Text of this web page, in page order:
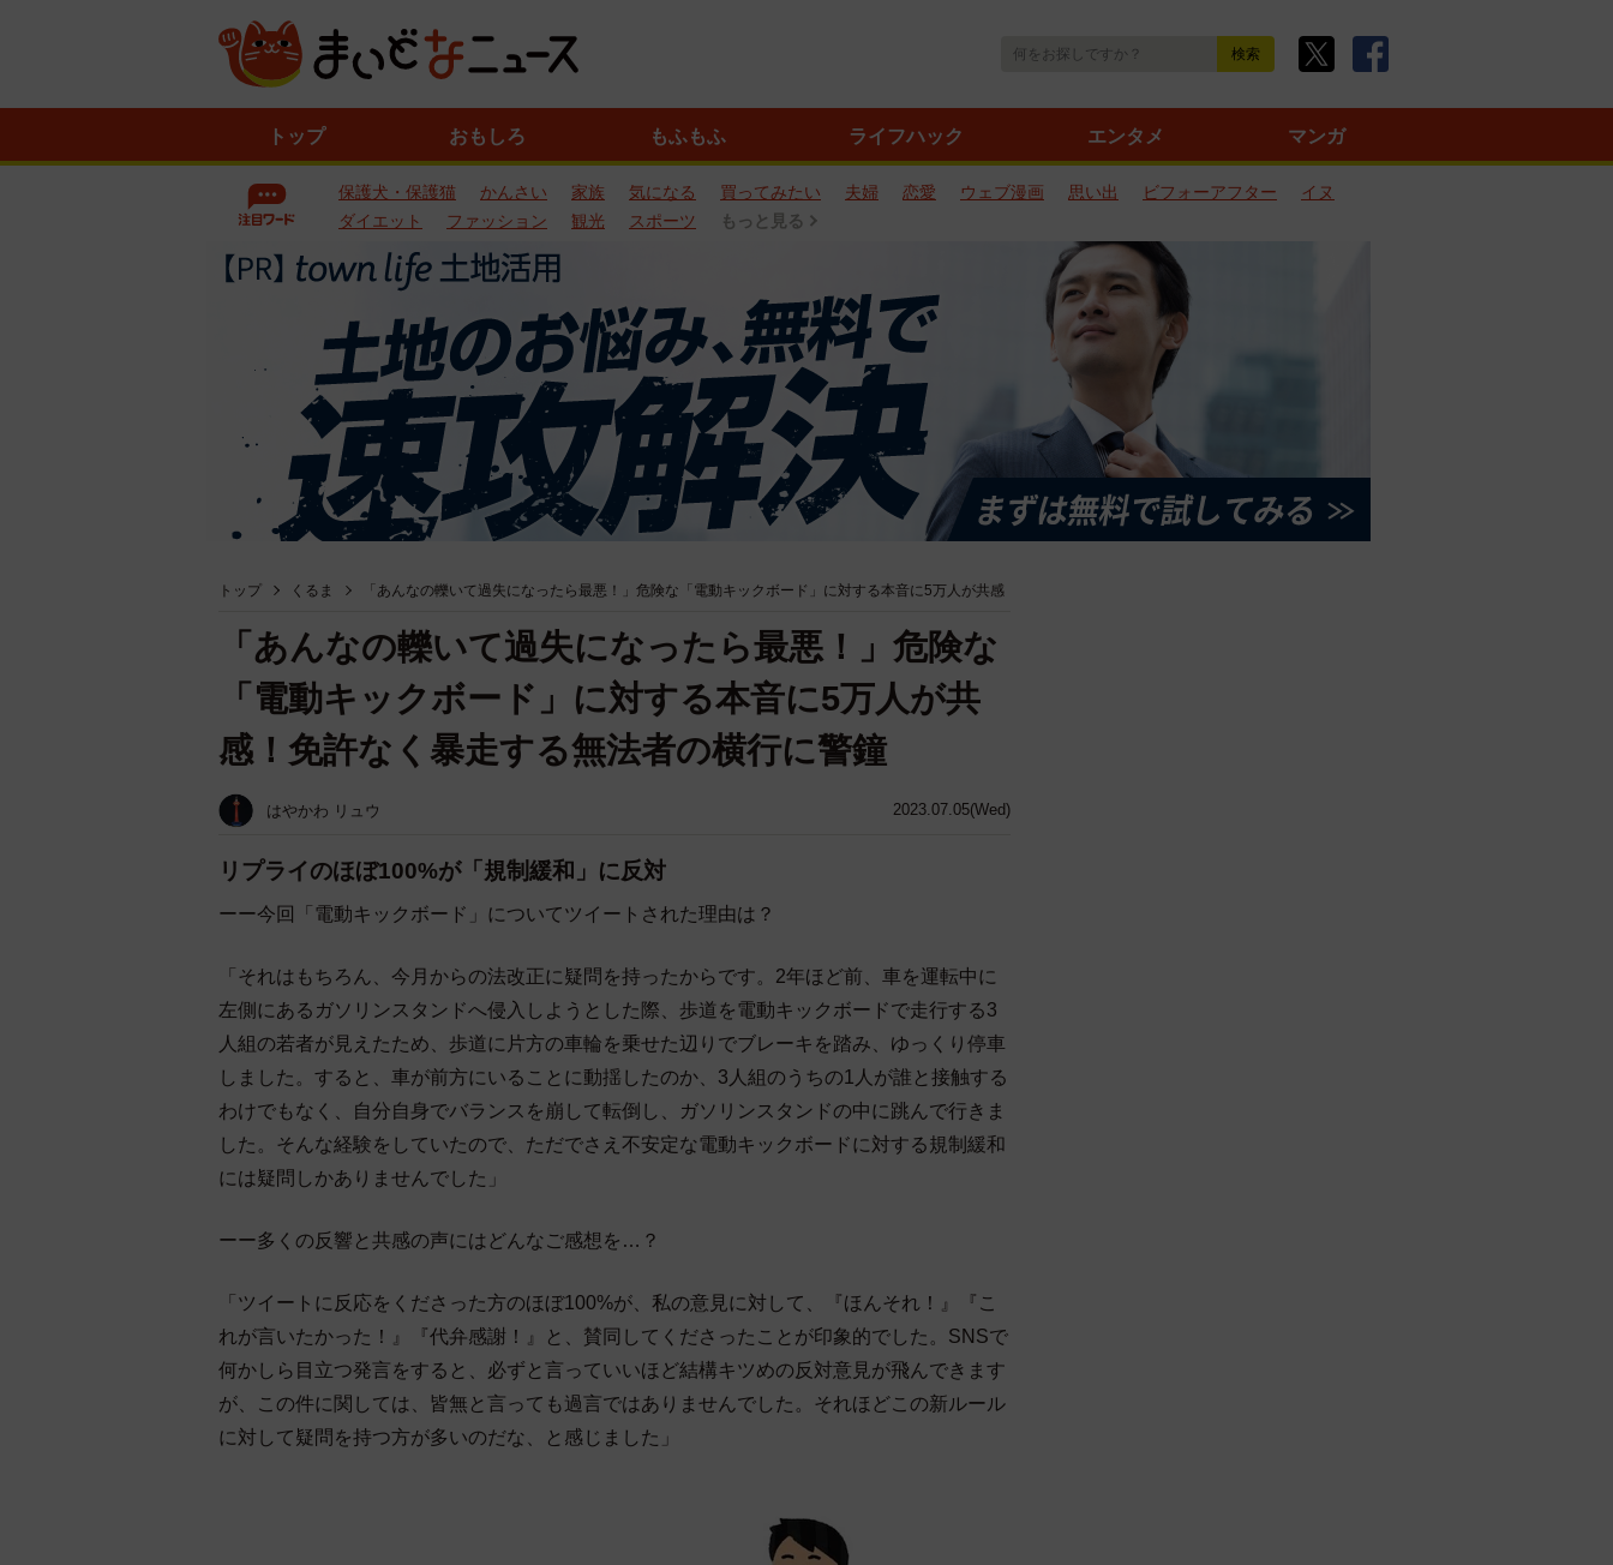
トップ おもしろ もふもふ ライフハック エンタメ マンガ
保護犬・保護猫 かんさい 家族 気になる 買ってみたい 夫婦 恋愛 ウェブ漫画 思い出 ビフォーアフター
イヌ
ダイエット
ファッション 観光 スポーツ もっと見る
トップ くるま 「あんなの轢いて過失になったら最悪！」危険な「電動キックボード」に対する本音に5万人が共感
2023.07.05(Wed)
「あんなの轢いて過失になったら最悪！」危険な
「電動キックボード」に対する本音に5万人が共
感！免許なく暴走する無法者の横行に警鐘
はやかわ リュウ
リプライのほぼ100%が「規制緩和」に反対
ーー今回「電動キックボード」についてツイートされた理由は？
「それはもちろん、今月からの法改正に疑問を持ったからです。2年ほど前、車を運転中に
左側にあるガソリンスタンドへ侵入しようとした際、歩道を電動キックボードで走行する3
人組の若者が見えたため、歩道に片方の車輪を乗せた辺りでブレーキを踏み、ゆっくり停車
しました。すると、車が前方にいることに動揺したのか、3人組のうちの1人が誰と接触する
わけでもなく、自分自身でバランスを崩して転倒し、ガソリンスタンドの中に跳んで行きま
した。そんな経験をしていたので、ただでさえ不安定な電動キックボードに対する規制緩和
には疑問しかありませんでした」
ーー多くの反響と共感の声にはどんなご感想を…？
「ツイートに反応をくださった方のほぼ100%が、私の意見に対して、『ほんそれ！』『こ
れが言いたかった！』『代弁感謝！』と、賛同してくださったことが印象的でした。SNSで
何かしら目立つ発言をすると、必ずと言っていいほど結構キツめの反対意見が飛んできます
が、この件に関しては、皆無と言っても過言ではありませんでした。それほどこの新ルール
に対して疑問を持つ方が多いのだな、と感じました」